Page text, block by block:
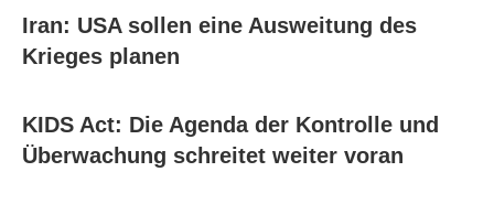
Iran: USA sollen eine Ausweitung des
Krieges planen
KIDS Act: Die Agenda der Kontrolle und
Überwachung schreitet weiter voran